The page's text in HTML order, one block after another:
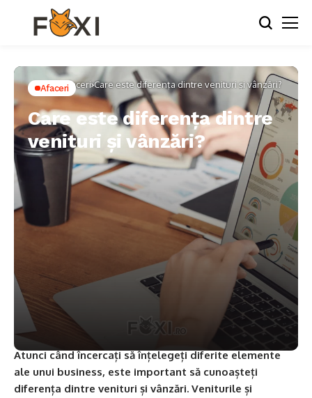
Home Afaceri Care este diferența dintre venituri și vânzări?
Afaceri
Care este diferența dintre
venituri și vânzări?
Atunci când încercați să înțelegeți diferite elemente
ale unui business, este important să cunoașteți
diferența dintre venituri și vânzări. Veniturile și